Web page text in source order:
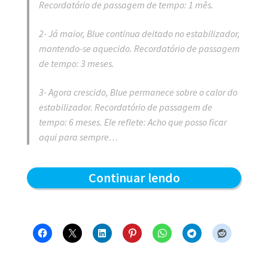
Recordatório de passagem de tempo: 1 mês.
2- Já maior, Blue continua deitado no estabilizador,
mantendo-se aquecido. Recordatório de passagem
de tempo: 3 meses.
3- Agora crescido, Blue permanece sobre o calor do
estabilizador. Recordatório de passagem de
tempo: 6 meses. Ele reflete: Acho que posso ficar
aqui para sempre…
Continuar lendoCrescendo
–